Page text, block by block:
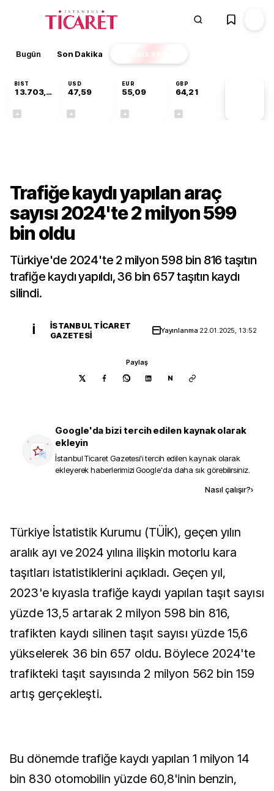
Bugün Son Dakika Finans EKSTRA
BIST
13.703,13
USD
47,59
EUR
55,09
GBP
64,21
Trafiğe kaydı yapılan araç
sayısı 2024'te 2 milyon 599
bin oldu
Türkiye'de 2024'te 2 milyon 598 bin 816 taşıtın
trafiğe kaydı yapıldı, 36 bin 657 taşıtın kaydı
silindi.
İ
İSTANBUL TICARET
GAZETESI
Yayınlanma 22.01.2025, 13:52
Paylaş
N
Google'da bizi tercih edilen kaynak olarak
ekleyin
İstanbul Ticaret Gazetesi'i tercih edilen kaynak olarak
ekleyerek haberlerimizi Google'da daha sık görebilirsiniz.
Nasıl çalışır?›
Türkiye İstatistik Kurumu (TÜİK), geçen yılın
aralık ayı ve 2024 yılına ilişkin motorlu kara
taşıtları istatistiklerini açıkladı. Geçen yıl,
2023'e kıyasla trafiğe kaydı yapılan taşıt sayısı
yüzde 13,5 artarak 2 milyon 598 bin 816,
trafikten kaydı silinen taşıt sayısı yüzde 15,6
yükselerek 36 bin 657 oldu. Böylece 2024'te
trafikteki taşıt sayısında 2 milyon 562 bin 159
artış gerçekleşti.
Bu dönemde trafiğe kaydı yapılan 1 milyon 14
bin 830 otomobilin yüzde 60,8'inin benzin,